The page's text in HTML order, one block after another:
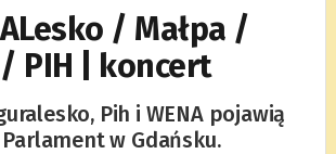
/ Małpa /
/ PIH | koncert
Pih i WENA pojawią
w Gdańsku.